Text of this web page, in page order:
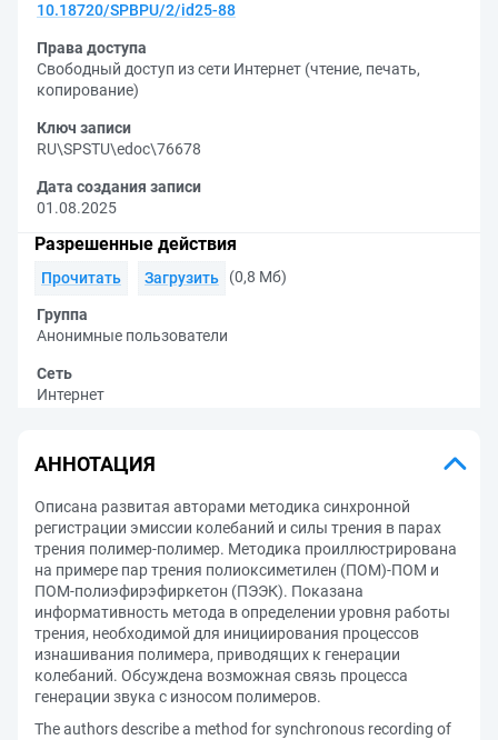
10.18720/SPBPU/2/id25-88
Права доступа
Свободный доступ из сети Интернет (чтение, печать,
копирование)
Ключ записи
RU\SPSTU\edoc\76678
Дата создания записи
01.08.2025
Разрешенные действия
Прочитать Загрузить (0,8 Мб)
Группа
Анонимные пользователи
Сеть
Интернет
АННОТАЦИЯ
Описана развитая авторами методика синхронной
регистрации эмиссии колебаний и силы трения в парах
трения полимер-полимер. Методика проиллюстрирована
на примере пар трения полиоксиметилен (ПОМ)-ПОМ и
ПОМ-полиэфирэфиркетон (ПЭЭК). Показана
информативность метода в определении уровня работы
трения, необходимой для инициирования процессов
изнашивания полимера, приводящих к генерации
колебаний. Обсуждена возможная связь процесса
генерации звука с износом полимеров.
The authors describe a method for synchronous recording of